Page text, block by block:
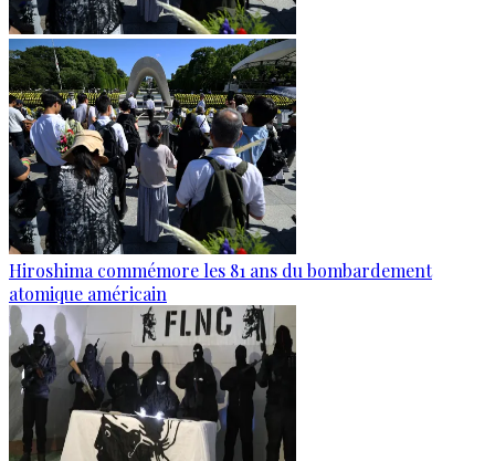
Hiroshima commémore les 81 ans du bombardement
atomique américain